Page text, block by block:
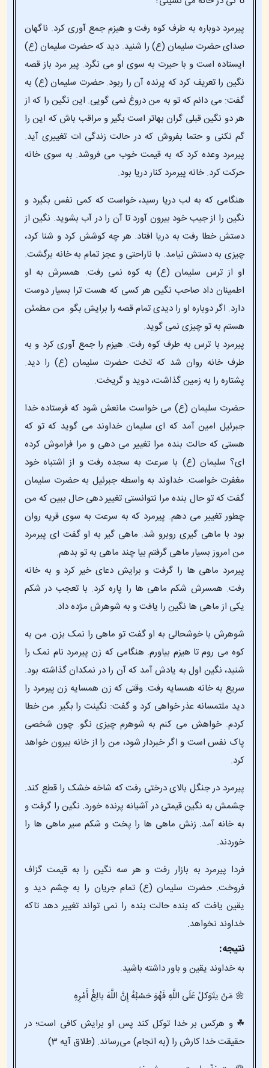
پیرمرد دوباره به طرف کوه رفت و هیزم جمع آوری کرد. ناگهان
صدای حضرت سلیمان (ع) را شنید. دید که حضرت سلیمان (ع)
ایستاده است و با حیرت به سوی او می نگرد. پیر مرد باز قصه
نگین را تعریف کرد که پرنده آن را ربود. حضرت سلیمان (ع) به
گفت: می دانم که تو به من دروغ نمی گویی. این نگین را که از
هر دو نگین قبلی گران بهاتر است بگیر و مراقب باش که این را
گم نکنی و حتما بفروش که در حالت زندگی ات تغییری آید.
پیرمرد وعده کرد که به قیمت خوب می فروشد. به سوی خانه
حرکت کرد. خانه پیرمرد کنار دریا بود.
هنگامی که به لب دریا رسید، خواست که کمی نفس بگیرد و
نگین را از جیب خود بیرون آورد تا آن را در آب بشوید. نگین از
دستش خطا رفت به دریا افتاد. هر چه کوشش کرد و شنا کرد،
چیزی به دستش نیامد. با ناراحتی و عجز تمام به خانه برگشت.
او از ترس سلیمان (ع) به کوه نمی رفت. همسرش به او
اطمینان داد صاحب نگین هر کسی که هست ترا بسیار دوست
دارد. اگر دوباره او را دیدی تمام قصه را برایش بگو. من مطمئن
هستم به تو چیزی نمی گوید.
پیرمرد با ترس به طرف کوه رفت. هیزم را جمع آوری کرد و به
طرف خانه روان شد که تخت حضرت سلیمان (ع) را دید.
پشتاره را به زمین گذاشت، دوید و گریخت.
حضرت سلیمان (ع) می خواست مانعش شود که فرستاده خدا
جبرئیل امین آمد که ای سلیمان خداوند می گوید که تو که
هستی که حالت بنده مرا تغییر می دهی و مرا فراموش کرده
ای؟ سلیمان (ع) با سرعت به سجده رفت و از اشتباه خود
مغفرت خواست. خداوند به واسطه جبرئیل به حضرت سلیمان
گفت که تو حال بنده مرا نتوانستی تغییر دهی حال ببین که من
چطور تغییر می دهم. پیرمرد که به سرعت به سوی قریه روان
بود با ماهی گیری روبرو شد. ماهی گیر به او گفت ای پیرمرد
من امروز بسیار ماهی گرفتم بیا چند ماهی به تو بدهم.
پیرمرد ماهی ها را گرفت و برایش دعای خیر کرد و به خانه
رفت. همسرش شکم ماهی ها را پاره کرد. با تعجب در شکم
یکی از ماهی ها نگین را یافت و به شوهرش مژده داد.
شوهرش با خوشحالی به او گفت تو ماهی را نمک بزن. من به
کوه می روم تا هیزم بیاورم. هنگامی که زن پیرمرد نام نمک را
شنید، نگین اول به یادش آمد که آن را در نمکدان گذاشته بود.
سریع به خانه همسایه رفت. وقتی که زن همسایه زن پیرمرد را
دید ملتمسانه عذر خواهی کرد و گفت: نگینت را بگیر. من خطا
کردم. خواهش می کنم به شوهرم چیزی نگو. چون شخصی
پاک نفس است و اگر خبردار شود، من را از خانه بیرون خواهد
کرد.
پیرمرد در جنگل بالای درختی رفت که شاخه خشک را قطع کند.
چشمش به نگین قیمتی در آشیانه پرنده خورد. نگین را گرفت و
به خانه آمد. زنش ماهی ها را پخت و شکم سیر ماهی ها را
خوردند.
فردا پیرمرد به بازار رفت و هر سه نگین را به قیمت گزاف
فروخت. حضرت سلیمان (ع) تمام جریان را به چشم دید و
یقین یافت که بنده حالت بنده را نمی تواند تغییر دهد تاکه
خداوند نخواهد.
نتیجه:
به خداوند یقین و باور داشته باشید.
🌼 مَنْ یتَوَکلْ عَلَی اللَّهِ فَهُوَ حَسْبُهُ إِنَّ اللَّهَ بالِغُ أَمْرِهِ
☘ و هرکس بر خدا توکل کند پس او برایش کافی است؛ در
حقیقت خدا کارش را (به انجام) می‌رساند. (طلاق آیه 3)